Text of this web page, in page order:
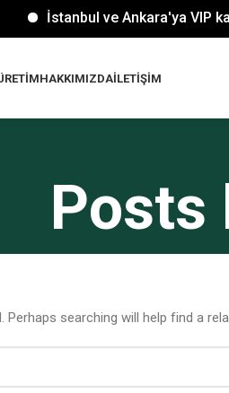
İstanbul ve Ankara'ya VIP
HAKKIMIZDAİLETIŞIM
Posts
searching will help find a